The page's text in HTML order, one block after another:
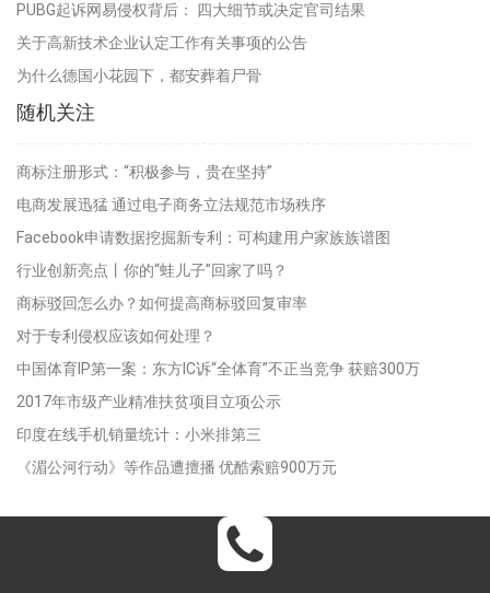
PUBG起诉网易侵权背后： 四大细节或决定官司结果
关于高新技术企业认定工作有关事项的公告
为什么德国小花园下，都安葬着尸骨
随机关注
商标注册形式：“积极参与，贵在坚持”
电商发展迅猛 通过电子商务立法规范市场秩序
Facebook申请数据挖掘新专利：可构建用户家族族谱图
行业创新亮点丨你的“蛙儿子”回家了吗？
商标驳回怎么办？如何提高商标驳回复审率
对于专利侵权应该如何处理？
中国体育IP第一案：东方IC诉“全体育”不正当竞争 获赔300万
2017年市级产业精准扶贫项目立项公示
印度在线手机销量统计：小米排第三
《湄公河行动》等作品遭擅播 优酷索赔900万元